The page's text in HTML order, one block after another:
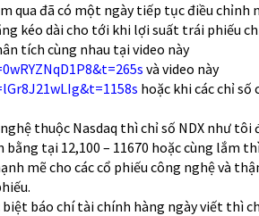
qua đã có một ngày tiếp tục điều
kéo dài cho tới khi lợi suất trái phiếu
tích cùng nhau tại video này
và video này
hoặc khi các chỉ
thuộc Nasdaq thì chỉ số NDX như tôi
tại 12,100 – 11670 hoặc cùng lắm
mẽ cho các cổ phiếu công nghệ và
báo chí tài chính hàng ngày viết thì